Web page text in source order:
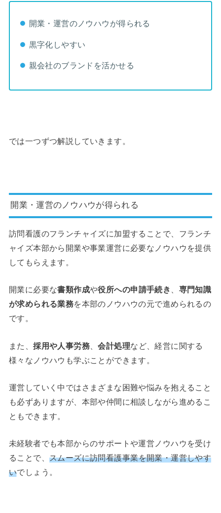
開業・運営のノウハウが得られる
黒字化しやすい
親会社のブランドを活かせる
では一つずつ解説していきます。
開業・運営のノウハウが得られる
訪問看護のフランチャイズに加盟することで、フランチ
ャイズ本部から開業や事業運営に必要なノウハウを提供
してもらえます。
開業に必要な書類作成や役所への申請手続き
専門知識
が求められる業務を本部のノウハウの元で進められるの
です。
また、採用や人事労務 、会計処理など、経営に関する
様々なノウハウも学ぶことができます。
運営していく中ではさまざまな困難や悩みを抱えること
も必ずありますが、本部や仲間に相談しながら進めるこ
ともできます。
未経験者でも本部からのサポートや運営ノウハウを受け
ることで、 スムーズに訪問看護事業を開業・運営しやす
いでしょう。